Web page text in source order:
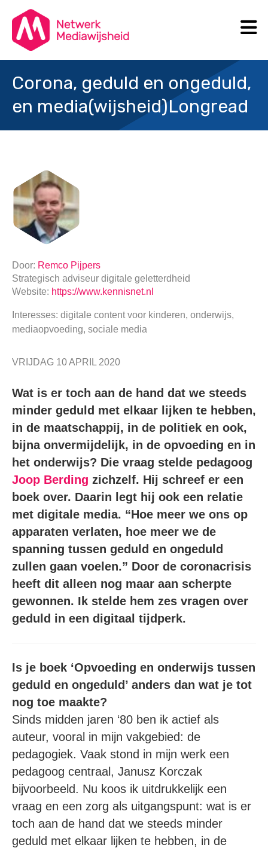
Corona, geduld en ongeduld,
en media(wijsheid)Longread
Door: Remco Pijpers
Strategisch adviseur digitale geletterdheid
Website: https://www.kennisnet.nl
Interesses: digitale content voor kinderen, onderwijs,
mediaopvoeding, sociale media
VRIJDAG 10 APRIL 2020
Wat is er toch aan de hand dat we steeds
minder geduld met elkaar lijken te hebben,
in de maatschappij, in de politiek en ook,
bijna onvermijdelijk, in de opvoeding en in
het onderwijs? Die vraag stelde pedagoog
Joop Berding zichzelf. Hij schreef er een
boek over. Daarin legt hij ook een relatie
met digitale media. “Hoe meer we ons op
apparaten verlaten, hoe meer we de
spanning tussen geduld en ongeduld
zullen gaan voelen.” Door de coronacrisis
heeft dit alleen nog maar aan scherpte
gewonnen. Ik stelde hem zes vragen over
geduld in een digitaal tijdperk.
Is je boek ‘Opvoeding en onderwijs tussen
geduld en ongeduld’ anders dan wat je tot
nog toe maakte?
Sinds midden jaren ‘80 ben ik actief als
auteur, vooral in mijn vakgebied: de
pedagogiek. Vaak stond in mijn werk een
pedagoog centraal, Janusz Korczak
bijvoorbeeld. Nu koos ik uitdrukkelijk een
vraag en een zorg als uitgangspunt: wat is er
toch aan de hand dat we steeds minder
geduld met elkaar lijken te hebben, in de